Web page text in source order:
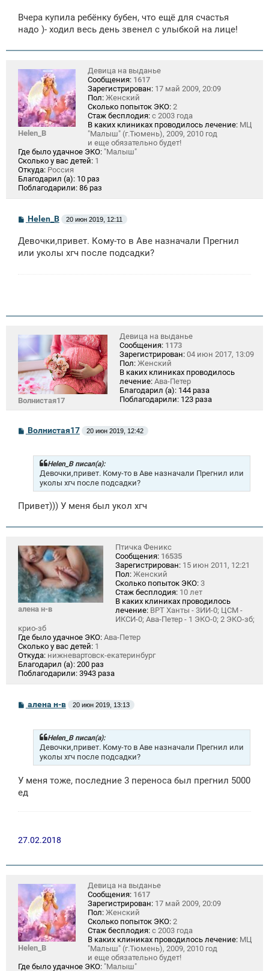
Вчера купила ребёнку бубен, что ещё для счастья
надо )- ходил весь день звенел с улыбкой на лице!
Helen_B
Девица на выданье
Сообщения: 1617
Зарегистрирован: 17 май 2009, 20:09
Пол: Женский
Сколько попыток ЭКО: 2
Стаж бесплодия: с 2003 года
В каких клиниках проводилось лечение: МЦ
"Малыш" (г.Тюмень), 2009, 2010 год
и еще обязательно будет!
Где было удачное ЭКО: "Малыш"
Сколько у вас детей: 1
Откуда: Россия
Благодарил (а): 10 раз
Поблагодарили: 86 раз
С
б
щ
Helen_B 20 июн 2019, 12:11
Девочки,привет. Кому-то в Аве назначали Прегнил
или уколы хгч после подсадки?
Волнистая17
Девица на выданье
Сообщения: 1173
Зарегистрирован: 04 июн 2017, 13:09
Пол: Женский
В каких клиниках проводилось
лечение: Ава-Петер
Благодарил (а): 144 раза
Поблагодарили: 123 раза
СВолнистая17 20 июн 2019, 12:42
Helen_B писал(а):
Девочки,привет. Кому-то в Аве назначали Прегнил или
уколы хгч после подсадки?
Привет))) У меня был укол хгч
алена н-в
Птичка Феникс
Сообщения: 16535
Зарегистрирован: 15 июн 2011, 12:21
Пол: Женский
Сколько попыток ЭКО: 3
Стаж бесплодия: 10 лет
В каких клиниках проводилось
лечение: ВРТ Ханты - 3ИИ-0; ЦСМ -
ИКСИ-0; Ава-Петер - 1 ЭКО-0; 2 ЭКО-зб;
крио-зб
Где было удачное ЭКО: Ава-Петер
Сколько у вас детей: 1
Откуда: нижневартовск-екатеринбург
Благодарил (а): 200 раз
Поблагодарили: 3943 раза
Салена н-в 20 июн 2019, 13:13
Helen_B писал(а):
Девочки,привет. Кому-то в Аве назначали Прегнил или
уколы хгч после подсадки?
У меня тоже, последние 3 переноса был прегнил 5000
ед
27.02.2018
Helen_B
Девица на выданье
Сообщения: 1617
Зарегистрирован: 17 май 2009, 20:09
Пол: Женский
Сколько попыток ЭКО: 2
Стаж бесплодия: с 2003 года
В каких клиниках проводилось лечение: МЦ
"Малыш" (г.Тюмень), 2009, 2010 год
и еще обязательно будет!
Где было удачное ЭКО: "Малыш"